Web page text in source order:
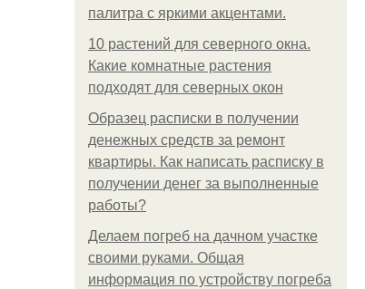
палитра с яркими акцентами.
10 растений для северного окна.
Какие комнатные растения
подходят для северных окон
Образец расписки в получении
денежных средств за ремонт
квартиры. Как написать расписку в
получении денег за выполненные
работы?
Делаем погреб на дачном участке
своими руками. Общая
информация по устройству погреба